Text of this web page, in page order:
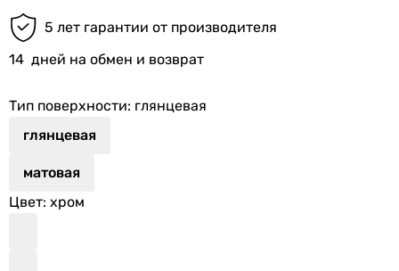
5 лет гарантии от производителя
14 дней на обмен и возврат
Тип поверхности: глянцевая
глянцевая
матовая
Цвет: хром